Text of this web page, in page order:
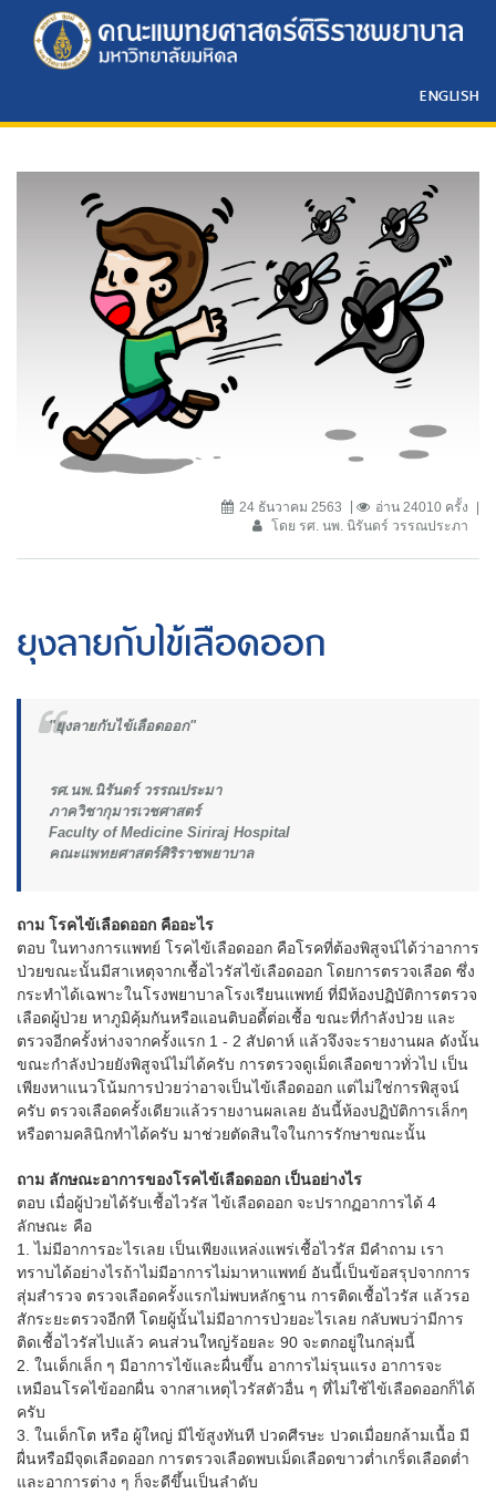
ENGLISH
24 ธันวาคม 2563
อ่าน 24010 ครั้ง
โดย รศ. นพ. นิรันดร์ วรรณประภา
ยุงลายกับไข้เลือดออก
"ยุงลายกับไข้เลือดออก"
รศ.นพ.นิรันดร์ วรรณประมา
ภาควิชากุมารเวชศาสตร์
Faculty of Medicine Siriraj Hospital
คณะแพทยศาสตร์ศิริราชพยาบาล
ถาม โรคไข้เลือดออก คืออะไร
ตอบ ในทางการแพทย์ โรคไข้เลือดออก คือโรคที่ต้องพิสูจน์ได้ว่าอาการ
ป่วยขณะนั้นมีสาเหตุจากเชื้อไวรัสไข้เลือดออก โดยการตรวจเลือด ซึ่ง
กระทำได้เฉพาะในโรงพยาบาลโรงเรียนแพทย์ ที่มีห้องปฏิบัติการตรวจ
เลือดผู้ป่วย หาภูมิคุ้มกันหรือแอนติบอดี้ต่อเชื้อ ขณะที่กำลังป่วย และ
ตรวจอีกครั้งห่างจากครั้งแรก 1 - 2 สัปดาห์ แล้วจึงจะรายงานผล ดังนั้น
ขณะกำลังป่วยยังพิสูจน์ไม่ได้ครับ การตรวจดูเม็ดเลือดขาวทั่วไป เป็น
เพียงหาแนวโน้มการป่วยว่าอาจเป็นไข้เลือดออก แต่ไม่ใช่การพิสูจน์
ครับ ตรวจเลือดครั้งเดียวแล้วรายงานผลเลย อันนี้ห้องปฏิบัติการเล็กๆ
หรือตามคลินิกทำได้ครับ มาช่วยตัดสินใจในการรักษาขณะนั้น
ถาม ลักษณะอาการของโรคไข้เลือดออก เป็นอย่างไร
ตอบ เมื่อผู้ป่วยได้รับเชื้อไวรัส ไข้เลือดออก จะปรากฏอาการได้ 4
ลักษณะ คือ
1. ไม่มีอาการอะไรเลย เป็นเพียงแหล่งแพร่เชื้อไวรัส มีคำถาม เรา
ทราบได้อย่างไรถ้าไม่มีอาการไม่มาหาแพทย์ อันนี้เป็นข้อสรุปจากการ
สุ่มสำรวจ ตรวจเลือดครั้งแรกไม่พบหลักฐาน การติดเชื้อไวรัส แล้วรอ
สักระยะตรวจอีกที โดยผู้นั้นไม่มีอาการป่วยอะไรเลย กลับพบว่ามีการ
ติดเชื้อไวรัสไปแล้ว คนส่วนใหญ่ร้อยละ 90 จะตกอยู่ในกลุ่มนี้
2. ในเด็กเล็ก ๆ มีอาการไข้และผื่นขึ้น อาการไม่รุนแรง อาการจะ
เหมือนโรคไข้ออกผื่น จากสาเหตุไวรัสตัวอื่น ๆ ที่ไม่ใช้ไข้เลือดออกก็ได้
ครับ
3. ในเด็กโต หรือ ผู้ใหญ่ มีไข้สูงทันที ปวดศีรษะ ปวดเมื่อยกล้ามเนื้อ มี
ผื่นหรือมีจุดเลือดออก การตรวจเลือดพบเม็ดเลือดขาวต่ำเกร็ดเลือดต่ำ
และอาการต่าง ๆ ก็จะดีขึ้นเป็นลำดับ